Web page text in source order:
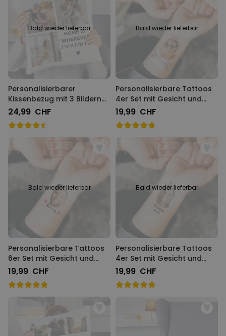
Bald wieder lieferbar
Personalisierbarer
Kissenbezug mit 3 Bildern
und Text
24,99 CHF
Bald wieder lieferbar
Personalisierbare Tattoos
4er Set mit Gesicht und
Banner
19,99 CHF
Bald wieder lieferbar
Personalisierbare Tattoos
6er Set mit Gesicht und
Text
19,99 CHF
Bald wieder lieferbar
Personalisierbare Tattoos
4er Set mit Gesicht und
Text
19,99 CHF